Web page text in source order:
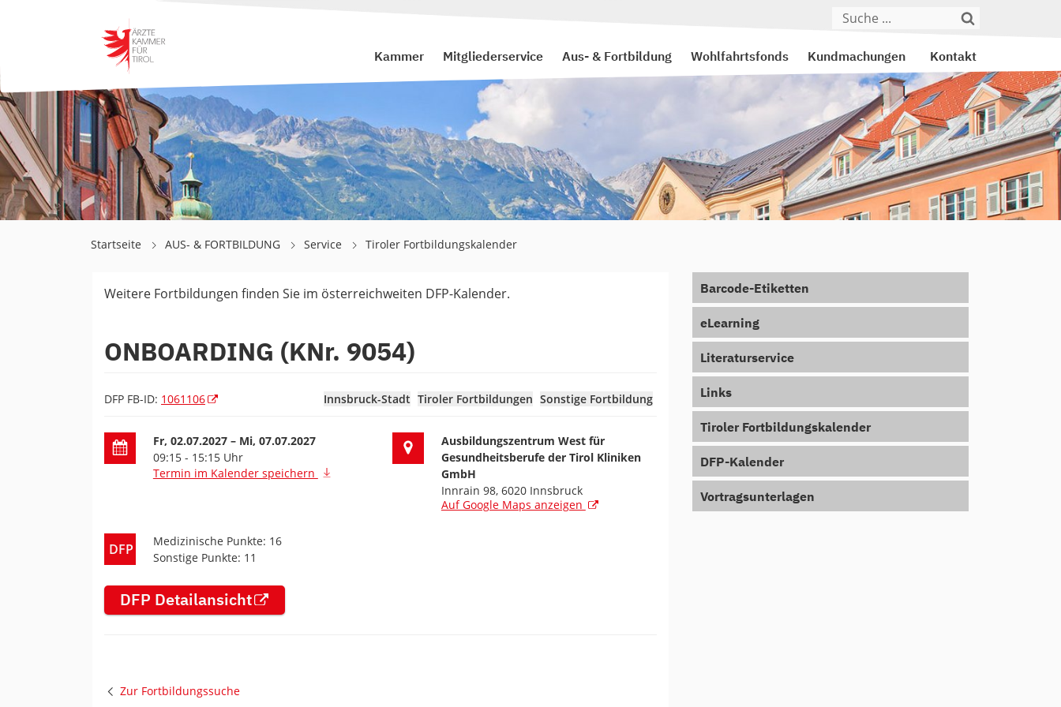
Kammer Mitgliederservice Aus- & Fortbildung Wohlfahrtsfonds Kundmachungen Kontakt
Startseite AUS- & FORTBILDUNG Service Tiroler Fortbildungskalender
Weitere Fortbildungen finden Sie im österreichweiten DFP-Kalender.
ONBOARDING (KNr. 9054)
DFP FB-ID: 1061106 Innsbruck-Stadt Tiroler Fortbildungen Sonstige Fortbildung
Datum der Fortbildung
Fr, 02.07.2027 – Mi, 07.07.2027
09:15 - 15:15 Uhr
Termin im Kalender speichern
Ort der Fortbildung
Ausbildungszentrum West für
Gesundheitsberufe der Tirol Kliniken
GmbH
Innrain 98, 6020 Innsbruck
Auf Google Maps anzeigen
DFP
Medizinische Punkte: 16
Sonstige Punkte: 11
DFP Detailansicht
Zur Fortbildungssuche
Barcode-Etiketten
eLearning
Literaturservice
Links
Tiroler Fortbildungskalender
DFP-Kalender
Vortragsunterlagen